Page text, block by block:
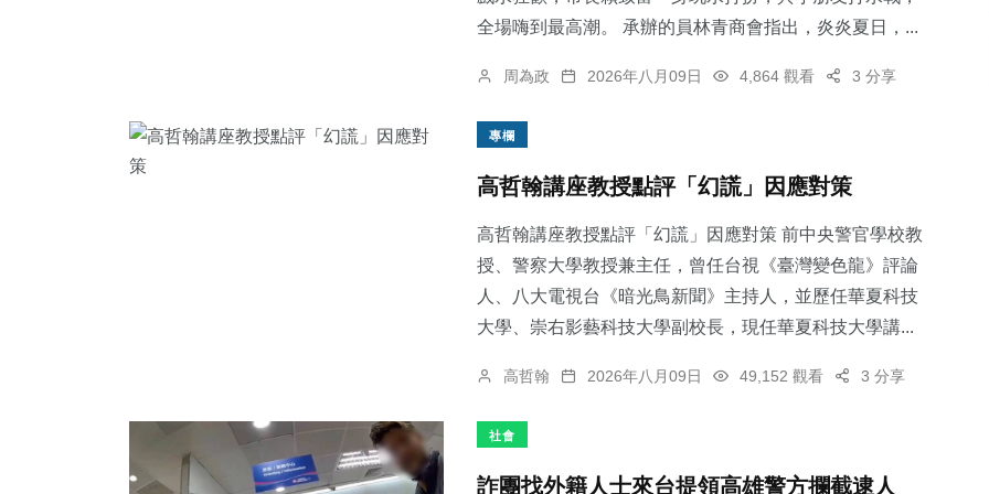
全場嗨到最高潮。 承辦的員林青商會指出，炎炎夏日，...
周為政 2026年八月09日 4,864 觀看 3 分享
專欄
高哲翰講座教授點評「幻謊」因應對策
高哲翰講座教授點評「幻謊」因應對策 前中央警官學校教
授、警察大學教授兼主任，曾任台視《臺灣變色龍》評論
人、八大電視台《暗光鳥新聞》主持人，並歷任華夏科技
大學、崇右影藝科技大學副校長，現任華夏科技大學講...
高哲翰 2026年八月09日 49,152 觀看 3 分享
社會
詐團找外籍人士來台提領高雄警方攔截逮人